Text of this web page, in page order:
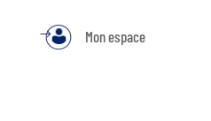
Mon espace